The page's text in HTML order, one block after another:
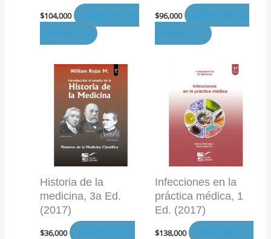
$104,000
AÑADIR AL
CARRITO
$96,000
AÑADIR AL
CARRITO
Historia de la
medicina, 3a Ed.
(2017)
$36,000
AÑADIR AL
Infecciones en la
práctica médica, 1
Ed. (2017)
$138,000
AÑADIR AL